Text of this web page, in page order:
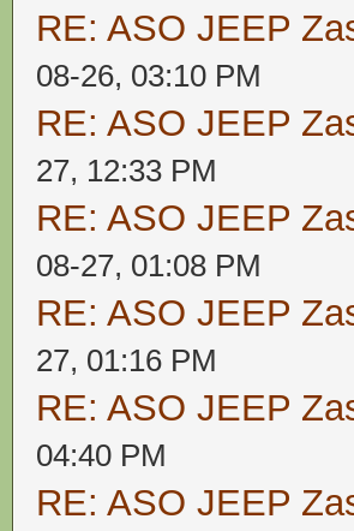
RE: ASO JEEP
08-26, 03:10 PM
RE: ASO JEEP
27, 12:33 PM
RE: ASO JEEP
08-27, 01:08 PM
RE: ASO JEEP
27, 01:16 PM
RE: ASO JEEP
04:40 PM
RE: ASO JEEP